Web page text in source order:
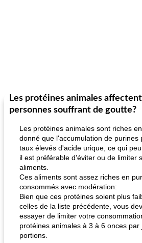
Les protéines animales
personnes souffrant de goutte?
Les protéines animales sont riches
donné que l'accumulation de purines
taux élevés d'acide urique, ce qui
il est préférable d'éviter ou de limiter
aliments.
Ces aliments sont assez riches en
consommés avec modération:
Bien que ces protéines soient plus
celles de la liste précédente, vous
essayer de limiter votre
protéines animales à 3 à 6 onces par
portions.